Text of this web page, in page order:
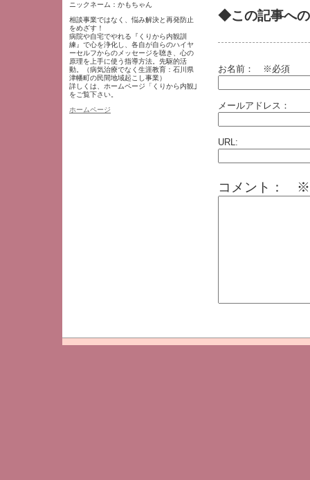
ニックネーム：かもちゃん
相談事業ではなく、悩み解決と再発防止
をめざす！
病院や自宅でやれる『くりから内観訓
練』で心を浄化し、各自が自らのハイヤ
ーセルフからのメッセージを聴き、心の
原理を上手に使う指導方法。先駆的活
動。（病気治療でなく生涯教育：石川県
津幡町の民間地域起こし事業）
詳しくは、ホームページ「くりから内観｣
をご覧下さい。
ホームページ
◆この記事へ
お名前： ※必須
メールアドレス：
URL:
コメント： ※